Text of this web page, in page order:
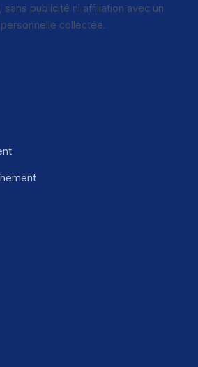
publicité ni affiliation avec un
collectée.